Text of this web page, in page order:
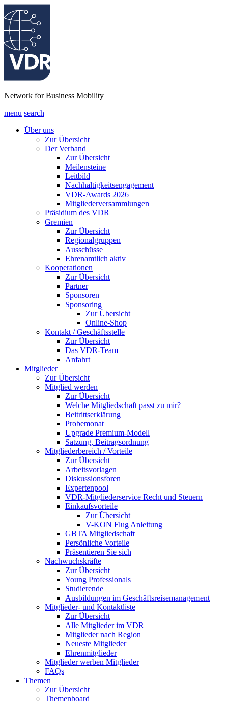
Network for Business Mobility
menu search
Über uns
Zur Übersicht
Der Verband
Zur Übersicht
Meilensteine
Leitbild
Nachhaltigkeitsengagement
VDR-Awards 2026
Mitgliederversammlungen
Präsidium des VDR
Gremien
Zur Übersicht
Regionalgruppen
Ausschüsse
Ehrenamtlich aktiv
Kooperationen
Zur Übersicht
Partner
Sponsoren
Sponsoring
Zur Übersicht
Online-Shop
Kontakt / Geschäftsstelle
Zur Übersicht
Das VDR-Team
Anfahrt
Mitglieder
Zur Übersicht
Mitglied werden
Zur Übersicht
Welche Mitgliedschaft passt zu mir?
Beitrittserklärung
Probemonat
Upgrade Premium-Modell
Satzung, Beitragsordnung
Mitgliederbereich / Vorteile
Zur Übersicht
Arbeitsvorlagen
Diskussionsforen
Expertenpool
VDR-Mitgliederservice Recht und Steuern
Einkaufsvorteile
Zur Übersicht
V-KON Flug Anleitung
GBTA Mitgliedschaft
Persönliche Vorteile
Präsentieren Sie sich
Nachwuchskräfte
Zur Übersicht
Young Professionals
Studierende
Ausbildungen im Geschäftsreisemanagement
Mitglieder- und Kontaktliste
Zur Übersicht
Alle Mitglieder im VDR
Mitglieder nach Region
Neueste Mitglieder
Ehrenmitglieder
Mitglieder werben Mitglieder
FAQs
Themen
Zur Übersicht
Themenboard